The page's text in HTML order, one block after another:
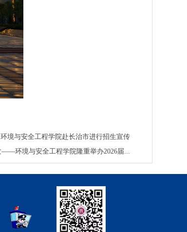
环境与安全工程学院赴长治市进行招生宣传
——环境与安全工程学院隆重举办2026届...